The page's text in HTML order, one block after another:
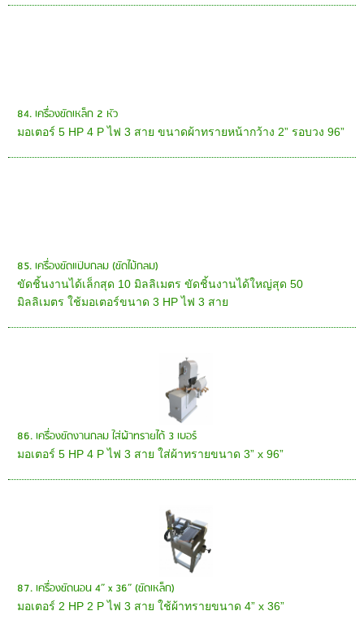
84. เครื่องขัดเหล็ก 2 หัว
มอเตอร์ 5 HP 4 P ไฟ 3 สาย ขนาดผ้าทรายหน้ากว้าง 2” รอบวง 96”
85. เครื่องขัดแป๊บกลม (ขัดไม้กลม)
ขัดชิ้นงานได้เล็กสุด 10 มิลลิเมตร ขัดชิ้นงานได้ใหญ่สุด 50
มิลลิเมตร ใช้มอเตอร์ขนาด 3 HP ไฟ 3 สาย
86. เครื่องขัดงานกลม ใส่ผ้าทรายได้ 3 เบอร์
มอเตอร์ 5 HP 4 P ไฟ 3 สาย ใส่ผ้าทรายขนาด 3” x 96”
87. เครื่องขัดนอน 4” x 36” (ขัดเหล็ก)
มอเตอร์ 2 HP 2 P ไฟ 3 สาย ใช้ผ้าทรายขนาด 4” x 36”